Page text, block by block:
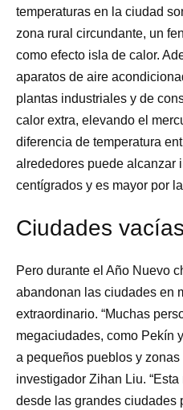
temperaturas en la ciudad
zona rural circundante, un
como efecto isla de calor.
aparatos de aire
plantas industriales y de
calor extra, elevando el
diferencia de temperatura
alrededores puede alcanzar
centígrados y es mayor por
Ciudades vacías
Pero durante el Año Nuevo
abandonan las ciudades en
extraordinario. “Muchas
megaciudades, como Pekín
a pequeños pueblos y zonas
investigador Zihan Liu.
desde las grandes ciudades